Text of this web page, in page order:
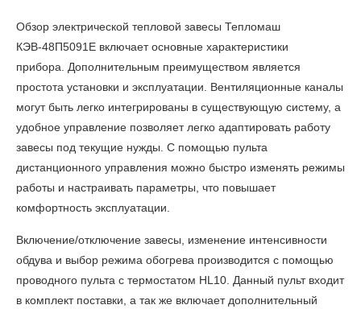
Обзор электрической тепловой завесы Тепломаш
КЭВ-48П5091Е включает основные характеристики
прибора. Дополнительным преимуществом является
простота установки и эксплуатации. Вентиляционные каналы
могут быть легко интегрированы в существующую систему, а
удобное управление позволяет легко адаптировать работу
завесы под текущие нужды. С помощью пульта
дистанционного управления можно быстро изменять режимы
работы и настраивать параметры, что повышает
комфортность эксплуатации.
Включение/отключение завесы, изменение интенсивности
обдува и выбор режима обогрева производится с помощью
проводного пульта с термостатом HL10. Данный пульт входит
в комплект поставки, а так же включает дополнительный